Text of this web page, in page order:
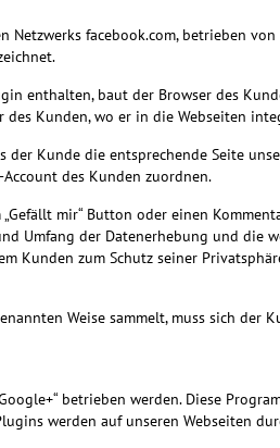
facebook.com, betrieben
enthalten, baut der Browser des
Kunden, wo er in die Webseiten
Kunde die entsprechende Seite
des Kunden zuordnen.
mir“ Button oder einen
Umfang der Datenerhebung und die
Kunden zum Schutz seiner
Weise sammelt, muss sich der
betrieben werden. Diese
werden auf unseren Webseiten